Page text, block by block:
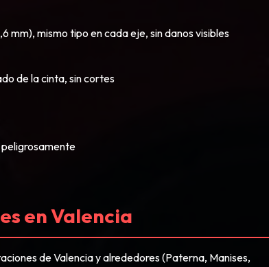
mm), mismo tipo en cada eje, sin danos visibles
de la cinta, sin cortes
en Valencia
de Valencia y alrededores (Paterna, Manises,